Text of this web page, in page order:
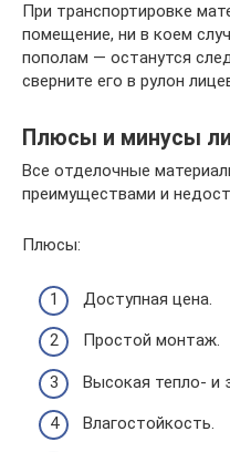
При транспортировке
помещение, ни в коем
пополам — останутся
сверните его в рулон
Плюсы и минусы
Все отделочные
преимуществами и
Плюсы:
Доступная цена.
Простой монтаж.
Высокая тепло- и
Влагостойкость.